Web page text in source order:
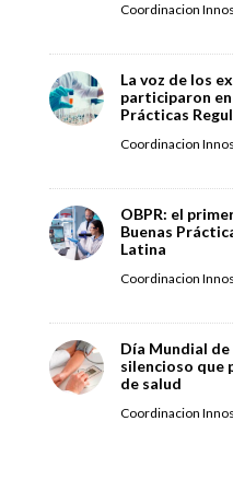
Coordinacion Innos
La voz de los
participaron
Prácticas
Coordinacion Innos
OBPR: el
Buenas
Latina
Coordinacion Innos
Día Mundial
silencioso que
de salud
Coordinacion Innos